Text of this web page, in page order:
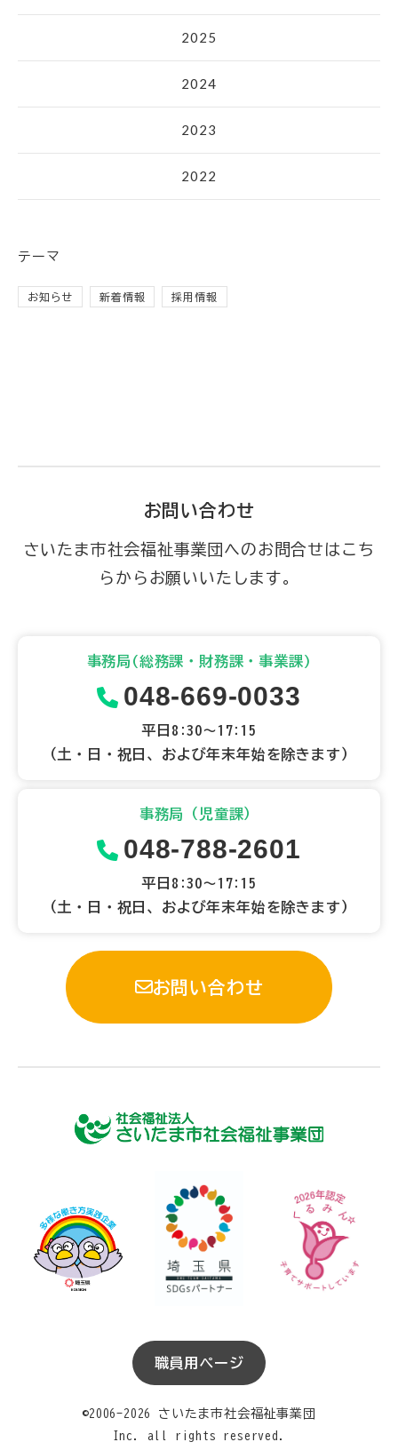
2025
2024
2023
2022
テーマ
お知らせ 新着情報 採用情報
お問い合わせ
さいたま市社会福祉事業団へのお問合せはこち
らからお願いいたします。
事務局(総務課・財務課・事業課)
048-669-0033
平日8:30～17:15
（土・日・祝日、および年末年始を除きます）
事務局（児童課）
048-788-2601
平日8:30～17:15
（土・日・祝日、および年末年始を除きます）
お問い合わせ
職員用ページ
©2006-2026 さいたま市社会福祉事業団
Inc. all rights reserved.